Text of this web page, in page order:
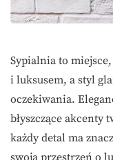
Sypialnia to
i luksusem, a styl
oczekiwania.
błyszczące akcenty
każdy detal ma
swoją przestrzeń o